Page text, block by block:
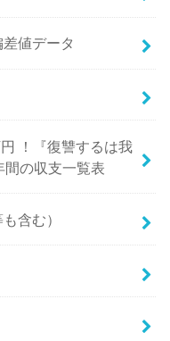
値データ
！『復讐するは我
間の収支一覧表
含む）